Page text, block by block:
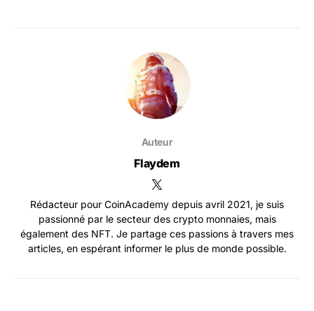
Auteur
Flaydem
Rédacteur pour CoinAcademy depuis avril 2021, je suis
passionné par le secteur des crypto monnaies, mais
également des NFT. Je partage ces passions à travers mes
articles, en espérant informer le plus de monde possible.